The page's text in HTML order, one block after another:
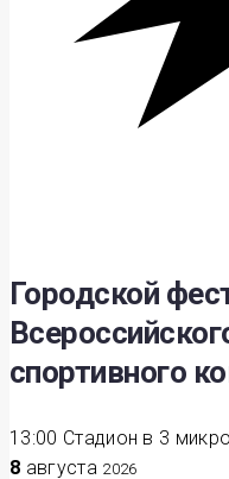
Городской
спортивного
13:00 Стадион в 3
8 августа 2026